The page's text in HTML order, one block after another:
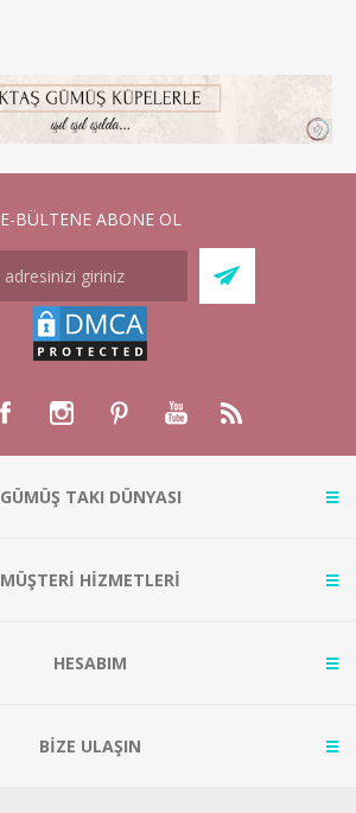
E-BÜLTENE ABONE OL
GÜMÜŞ TAKI DÜNYASI
MÜŞTERİ HİZMETLERİ
HESABIM
BİZE ULAŞIN